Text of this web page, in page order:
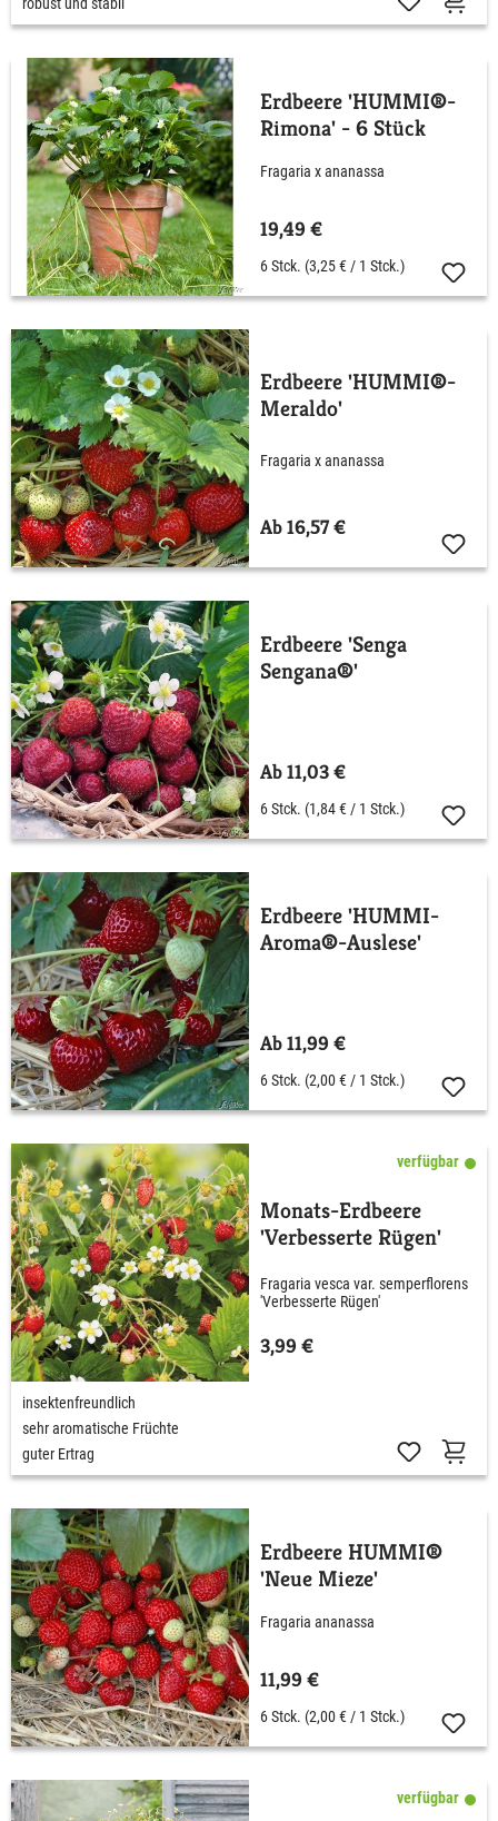
Erdbeere 'HUMMI®-
Rimona' - 6 Stück
Fragaria x ananassa
19,49 €
6 Stck. (3,25 € / 1 Stck.)
Erdbeere 'HUMMI®-
Meraldo'
Fragaria x ananassa
Ab 16,57 €
Erdbeere 'Senga
Sengana®'
Ab 11,03 €
6 Stck. (1,84 € / 1 Stck.)
Erdbeere 'HUMMI-
Aroma®-Auslese'
Ab 11,99 €
6 Stck. (2,00 € / 1 Stck.)
verfügbar
Monats-Erdbeere
'Verbesserte Rügen'
Fragaria vesca var. semperflorens
'Verbesserte Rügen'
3,99 €
insektenfreundlich
sehr aromatische Früchte
guter Ertrag
Erdbeere HUMMI®
'Neue Mieze'
Fragaria ananassa
11,99 €
6 Stck. (2,00 € / 1 Stck.)
verfügbar